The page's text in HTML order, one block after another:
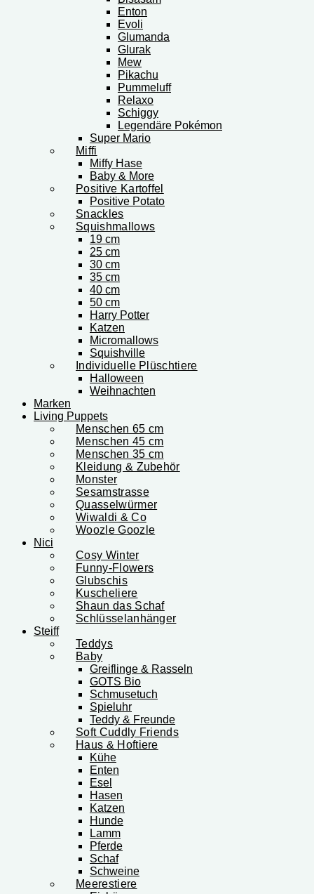
Enton
Evoli
Glumanda
Glurak
Mew
Pikachu
Pummeluff
Relaxo
Schiggy
Legendäre Pokémon
Super Mario
Miffi
Miffy Hase
Baby & More
Positive Kartoffel
Positive Potato
Snackles
Squishmallows
19 cm
25 cm
30 cm
35 cm
40 cm
50 cm
Harry Potter
Katzen
Micromallows
Squishville
Individuelle Plüschtiere
Halloween
Weihnachten
Marken
Living Puppets
Menschen 65 cm
Menschen 45 cm
Menschen 35 cm
Kleidung & Zubehör
Monster
Sesamstrasse
Quasselwürmer
Wiwaldi & Co
Woozle Goozle
Nici
Cosy Winter
Funny-Flowers
Glubschis
Kuscheliere
Shaun das Schaf
Schlüsselanhänger
Steiff
Teddys
Baby
Greiflinge & Rasseln
GOTS Bio
Schmusetuch
Spieluhr
Teddy & Freunde
Soft Cuddly Friends
Haus & Hoftiere
Kühe
Enten
Esel
Hasen
Katzen
Hunde
Lamm
Pferde
Schaf
Schweine
Meerestiere